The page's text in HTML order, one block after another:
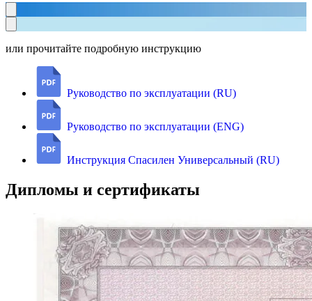
или прочитайте подробную инструкцию
Руководство по эксплуатации (RU)
Руководство по эксплуатации (ENG)
Инструкция Спасилен Универсальный (RU)
Дипломы и сертификаты